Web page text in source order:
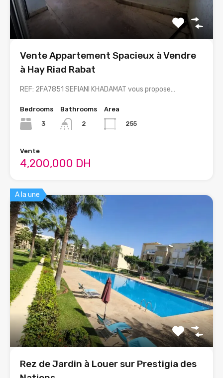
Vente Appartement Spacieux à Vendre
à Hay Riad Rabat
REF: 2FA7851 SEFIANI KHADAMAT vous propose…
Bedrooms
3
Bathrooms
2
Area
255
Vente
4,200,000 DH
A la une
Rez de Jardin à Louer sur Prestigia des